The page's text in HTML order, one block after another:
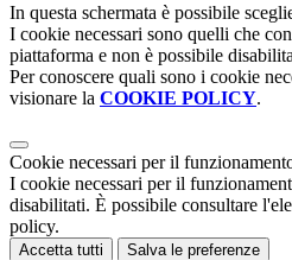
In questa schermata è possibile
I cookie necessari sono quelli che
piattaforma e non è possibile
Per conoscere quali sono i cookie
visionare la COOKIE POLICY.
Cookie necessari per il
I cookie necessari per il
disabilitati. È possibile consultare
policy.
Accetta tutti Salva le preferenze